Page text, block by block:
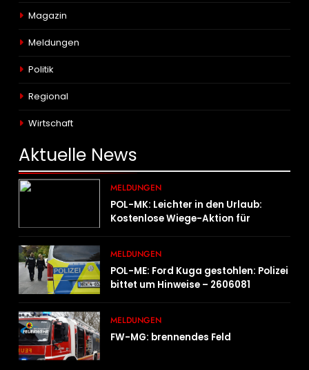
Magazin
Meldungen
Politik
Regional
Wirtschaft
Aktuelle News
MELDUNGEN
POL-MK: Leichter in den Urlaub:
Kostenlose Wiege-Aktion für
MELDUNGEN
POL-ME: Ford Kuga gestohlen: Polizei
bittet um Hinweise – 2606081
MELDUNGEN
FW-MG: brennendes Feld